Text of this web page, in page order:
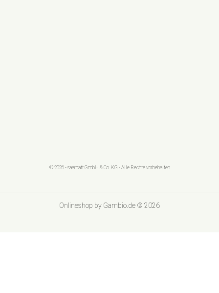
© 2026 - saarbatt GmbH & Co. KG - Alle Rechte vorbehalten
Onlineshop by Gambio.de © 2026